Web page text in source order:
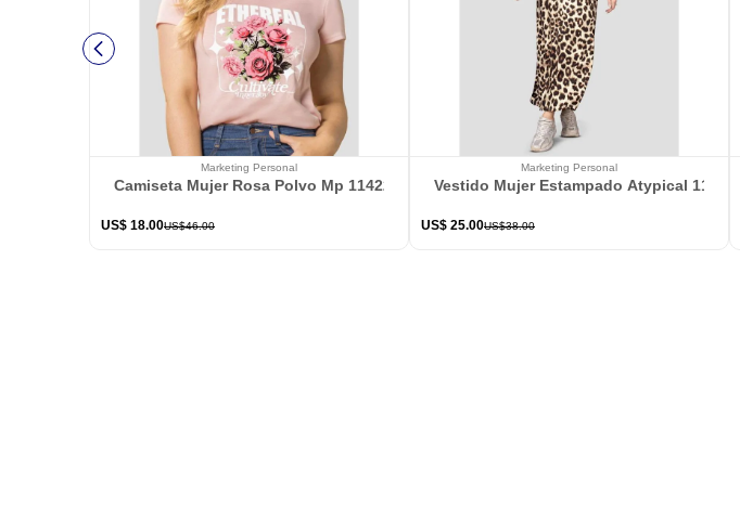
Marketing Personal
Camiseta Mujer Rosa Polvo Mp 114226
US$46.00
US$ 18.00
Marketing Personal
Vestido Mujer Estampado Atypical 113802
US$38.00
US$ 25.00